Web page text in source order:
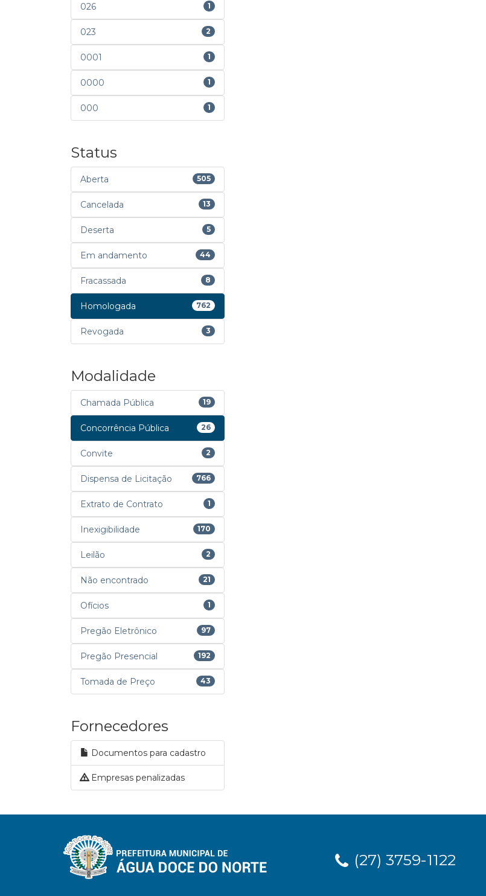
026 1
023 2
0001 1
0000 1
000 1
Status
Aberta 505
Cancelada 13
Deserta 5
Em andamento 44
Fracassada 8
Homologada 762
Revogada 3
Modalidade
Chamada Pública 19
Concorrência Pública 26
Convite 2
Dispensa de Licitação 766
Extrato de Contrato 1
Inexigibilidade 170
Leilão 2
Não encontrado 21
Ofícios 1
Pregão Eletrônico 97
Pregão Presencial 192
Tomada de Preço 43
Fornecedores
Documentos para cadastro
Empresas penalizadas
(27) 3759-1122